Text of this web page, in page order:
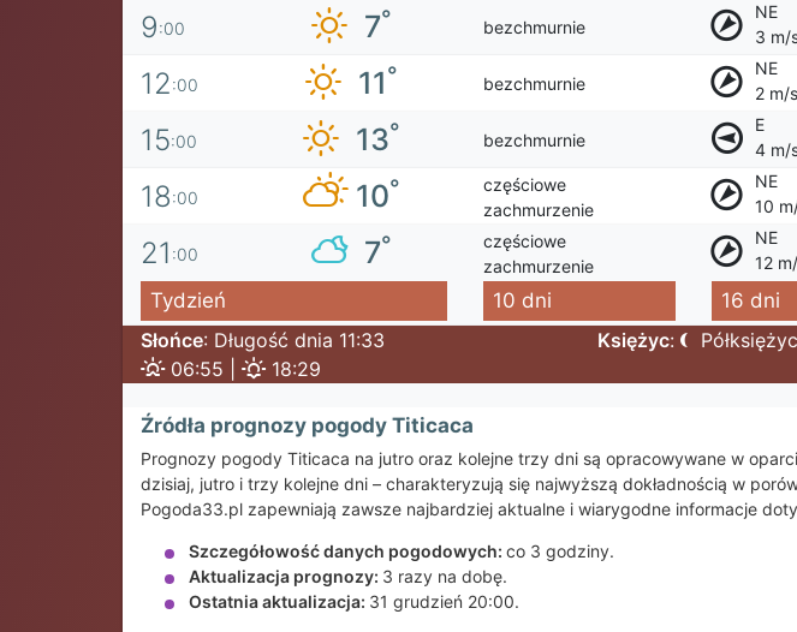
9:00 7° bezchmurnie
NE
3 m/
12:00 11° bezchmurnie
NE
2 m/s
15:00 13° bezchmurnie
E
4 m/
18:00 10°
częściowe
zachmurzenie
NE
10
21 :00 7°
częściowe
zachmurzenie
NE
12
Tydzień 10 dni 16 dni
Słońce: Długość dnia 11:33
06:55 |
18:29
Księżyc:
Źródła prognozy pogody Titicaca
Prognozy pogody Titicaca na jutro oraz kolejne trzy dni są opracowywane w
dzisiaj, jutro i trzy kolejne dni – charakteryzują się najwyższą dokładnością w
Pogoda33.pl zapewniają zawsze najbardziej aktualne i wiarygodne informacje
Szczegółowość danych pogodowych: co 3 godziny.
Aktualizacja prognozy: 3 razy na dobę.
Ostatnia aktualizacja: 31 grudzień 20:00.